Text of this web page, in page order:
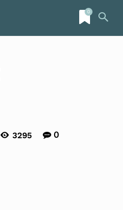
0
0
3295